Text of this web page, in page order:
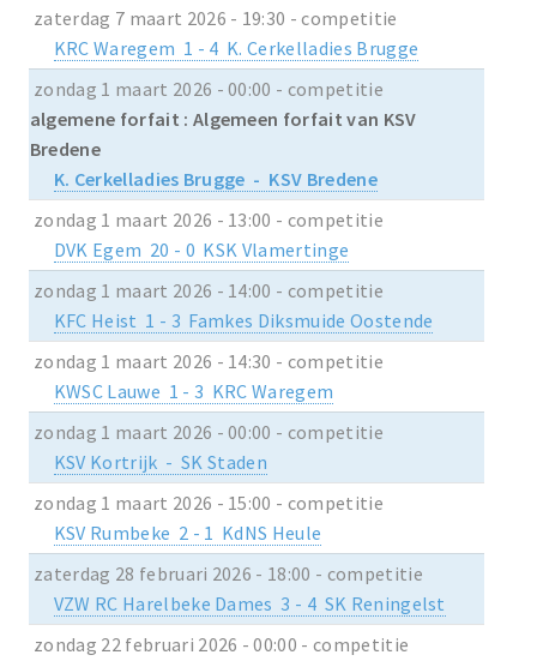
zaterdag 7 maart 2026 - 19:30 - competitie
KRC Waregem 1 - 4 K. Cerkelladies Brugge
zondag 1 maart 2026 - 00:00 - competitie
algemene forfait : Algemeen forfait van KSV
Bredene
K. Cerkelladies Brugge - KSV Bredene
zondag 1 maart 2026 - 13:00 - competitie
DVK Egem 20 - 0 KSK Vlamertinge
zondag 1 maart 2026 - 14:00 - competitie
KFC Heist 1 - 3 Famkes Diksmuide Oostende
zondag 1 maart 2026 - 14:30 - competitie
KWSC Lauwe 1 - 3 KRC Waregem
zondag 1 maart 2026 - 00:00 - competitie
KSV Kortrijk - SK Staden
zondag 1 maart 2026 - 15:00 - competitie
KSV Rumbeke 2 - 1 KdNS Heule
zaterdag 28 februari 2026 - 18:00 - competitie
VZW RC Harelbeke Dames 3 - 4 SK Reningelst
zondag 22 februari 2026 - 00:00 - competitie